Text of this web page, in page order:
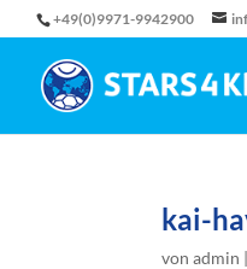
+49(0)9971-9942900
kai-
vonadmin |